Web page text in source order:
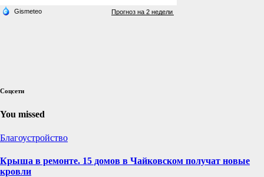
Соцсети
You missed
Благоустройство
Крыша в ремонте. 15 домов в Чайковском получат новые
кровли